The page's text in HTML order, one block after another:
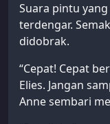
Suara pintu
terdengar.
didobrak.
“Cepat! Cepat
Elies. Jangan
Anne sembari